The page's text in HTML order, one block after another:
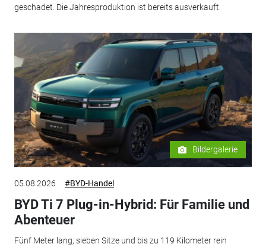
geschadet. Die Jahresproduktion ist bereits ausverkauft.
Bildergalerie
05.08.2026 #BYD-Handel
BYD Ti 7 Plug-in-Hybrid: Für Familie und
Abenteuer
Fünf Meter lang, sieben Sitze und bis zu 119 Kilometer rein